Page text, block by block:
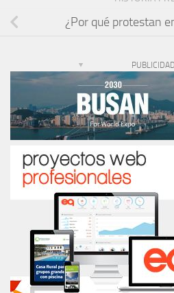
¿Por qué protestan
PUBLICIDAD